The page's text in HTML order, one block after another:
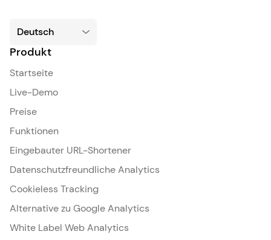
Produkt
Startseite
Live-Demo
Preise
Funktionen
Eingebauter URL-Shortener
Datenschutzfreundliche Analytics
Cookieless Tracking
Alternative zu Google Analytics
White Label Web Analytics